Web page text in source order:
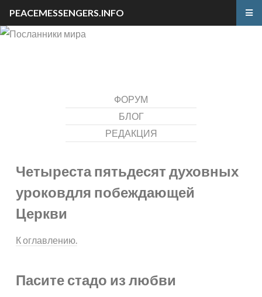
ФОРУМ
БЛОГ
РЕДАКЦИЯ
Четыреста пятьдесят духовных
уроковдля побеждающей
Церкви
К оглавлению.
Пасите стадо из любви
PEACEMESSENGERS.INFO